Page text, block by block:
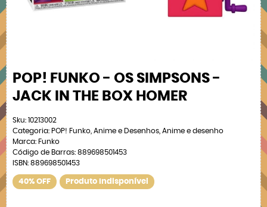
POP! FUNKO - OS SIMPSONS -
JACK IN THE BOX HOMER
Sku: 10213002
Categoria: POP! Funko Anime e Desenhos Anime e desenho
Marca: Funko
Código de Barras: 889698501453
ISBN: 889698501453
40% OFF Produto Indisponível